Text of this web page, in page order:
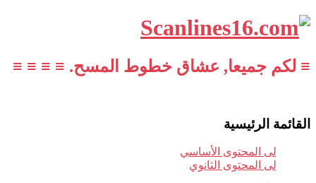
≡ لكم جميعا, عشاق خطوط المسح. ≡ ≡ ≡ ≡
القائمة الرئيسية
تخطي إلى المحتوى الأساسي
تخطي إلى المحتوى الثانوي